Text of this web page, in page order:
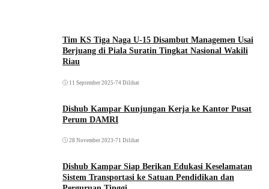
Tim KS Tiga Naga U-15 Disambut Managemen Usai
Berjuang di Piala Suratin Tingkat Nasional Wakili
Riau
11 September 2025 •74 Dilihat
Dishub Kampar Kunjungan Kerja ke Kantor Pusat
Perum DAMRI
28 November 2023 •71 Dilihat
Dishub Kampar Siap Berikan Edukasi Keselamatan
Sistem Transportasi ke Satuan Pendidikan dan